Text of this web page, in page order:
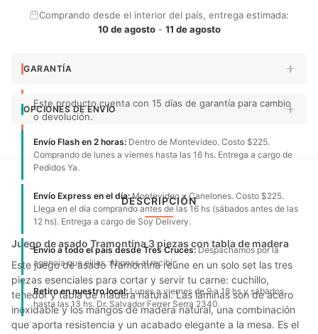
Comprando desde el interior del país, entrega estimada:
10 de agosto- 11 de agosto
GARANTÍA
Este producto cuenta con 15 días de garantía para cambio
o devolución.
OPCIONES DE ENVÍO
Envío Flash en 2 horas: Dentro de Montevideo. Costo $225.
Comprando de lunes a viernes hasta las 16 hs. Entrega a cargo de
Pedidos Ya.
Envío Express en el día:Montevideo y Canelones. Costo $225.
Llega en el día comprando antes de las 16 hs (sábados antes de las
12 hs). Entrega a cargo de Soy Delivery.
Envío a todo el país desde Tres Cruces:Despachamos por la
agencia que elijas. Abonas al recibir.
Retiro en nuestro local:Lunes a viernes de 9 a 18 hs y sábados
hasta las 13 hs. Dr. Salvador Ferrer Serra 2340.
DESCRIPCIÓN
Juego de asado Tramontina 3 piezas con tabla de madera
Este juego de asado Tramontina reúne en un solo set las tres
piezas esenciales para cortar y servir tu carne: cuchillo,
tenedor y tabla de madera natural. Las láminas son de acero
inoxidable y los mangos de madera natural, una combinación
que aporta resistencia y un acabado elegante a la mesa. Es el